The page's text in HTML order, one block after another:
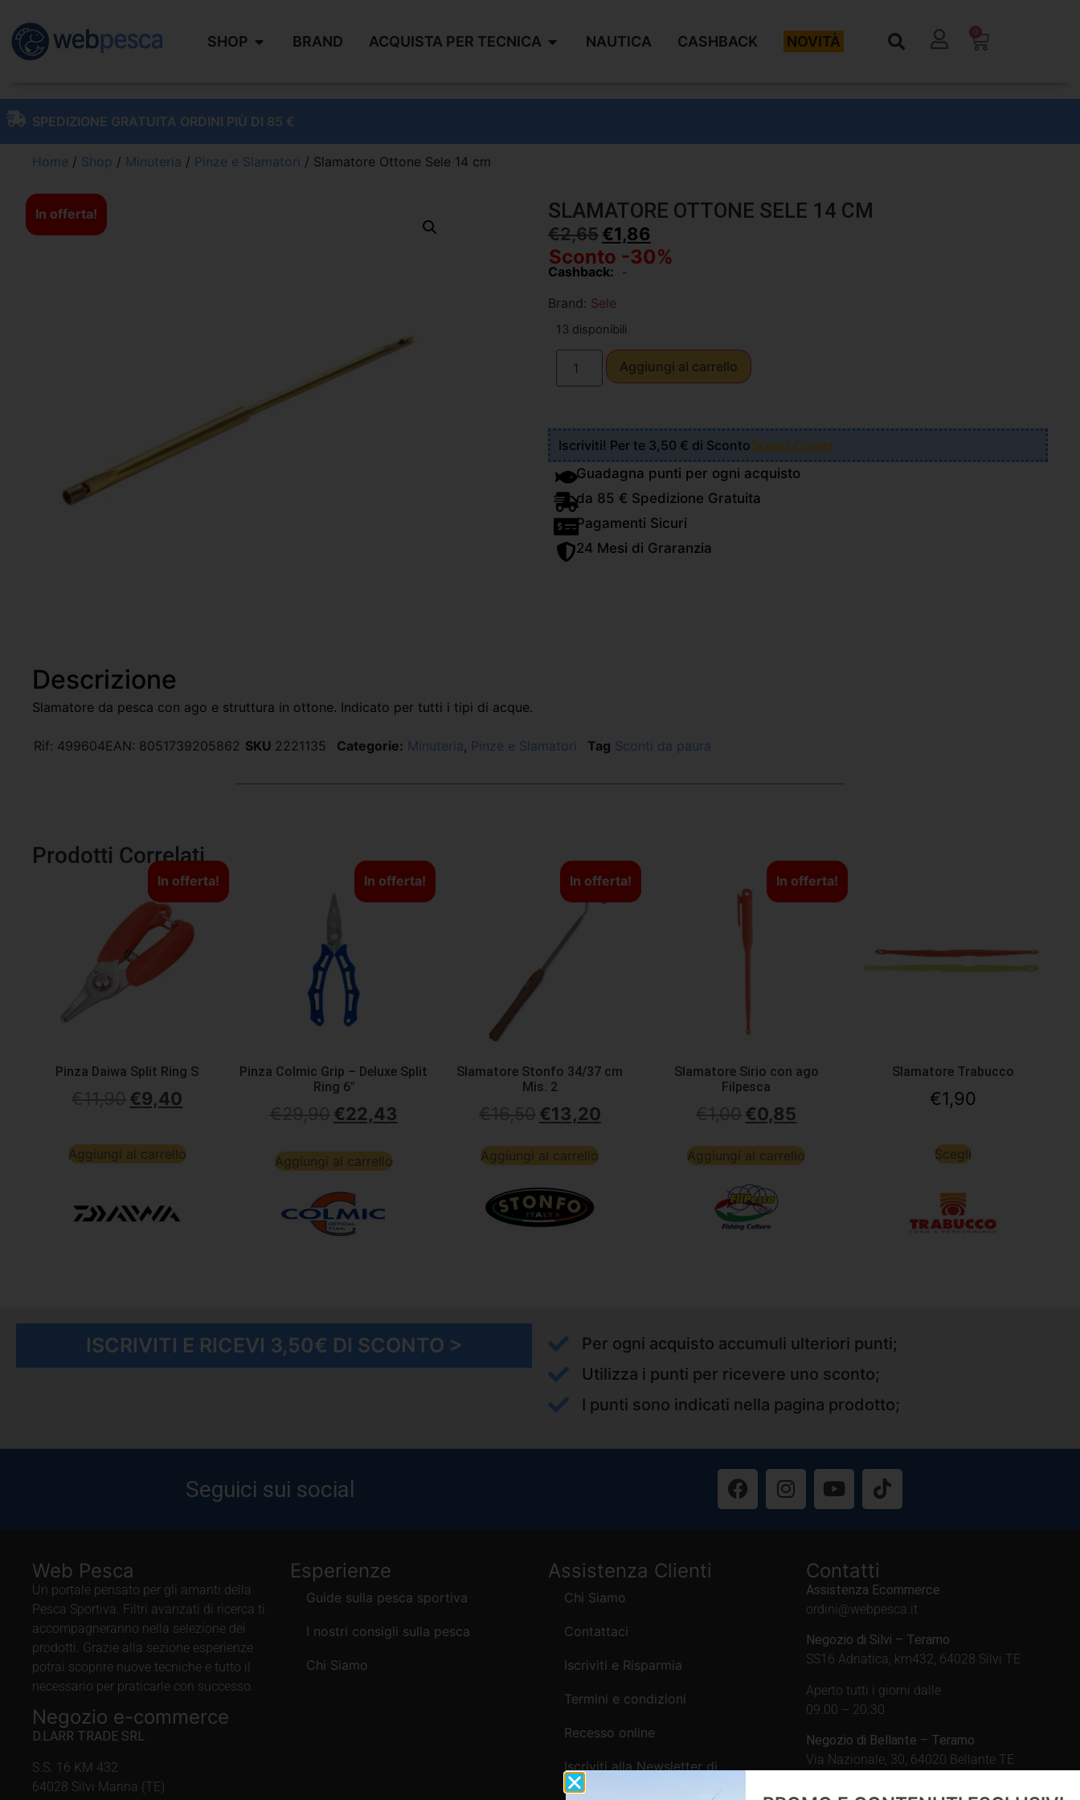
SHOP BRAND ACQUISTA PER TECNICA NAUTICA CASHBACK NOVITÀ
0
SPEDIZIONE GRATUITA ORDINI PIÙ DI 85 €
Home / Shop / Minuteria / Pinze e Slamatori / Slamatore Ottone Sele 14 cm
In offerta! SLAMATORE OTTONE SELE 14 CM
€2,65€1,86
Sconto -30%
Cashback: -
Brand: Sele
13 disponibili
Aggiungi al carrello
Iscriviti! Per te 3,50 € di ScontoScopri Come!
Guadagna punti per ogni acquisto
da 85 € Spedizione Gratuita
Pagamenti Sicuri
24 Mesi di Graranzia
Descrizione
Slamatore da pesca con ago e struttura in ottone. Indicato per tutti i tipi di acque.
Rif: 499604EAN: 8051739205862 SKU 2221135 Categorie: Minuteria, Pinze e Slamatori Tag Sconti da paura
Prodotti Correlati
In offerta!
Pinza Daiwa Split Ring S
€9,40
Aggiungi al carrello
In offerta!
Pinza Colmic Grip – Deluxe Split
Ring 6″
€22,43
Aggiungi al carrello
In offerta!
Slamatore Stonfo 34/37 cm
Mis. 2
€13,20
Aggiungi al carrello
In offerta!
Slamatore Sirio con ago
Filpesca
€0,85
Aggiungi al carrello
Slamatore Trabucco
€1,90
Scegli
ISCRIVITI E RICEVI 3,50€ DI SCONTO >
Per ogni acquisto accumuli ulteriori punti;
Utilizza i punti per ricevere uno sconto;
I punti sono indicati nella pagina prodotto;
Seguici sui social
Web Pesca
Un portale pensato per gli amanti della
Pesca Sportiva. Filtri avanzati di ricerca ti
accompagneranno nella selezione dei
prodotti. Grazie alla sezione esperienze
potrai scoprire nuove tecniche e tutto il
necessario per praticarle con successo.
Negozio e-commerce
D.LARR TRADE SRL
S.S. 16 KM 432
64028 Silvi Marina (TE)
Esperienze
Guide sulla pesca sportiva
I nostri consigli sulla pesca
Chi Siamo
Assistenza Clienti
Chi Siamo
Contattaci
Iscriviti e Risparmia
Termini e condizioni
Recesso online
Iscriviti alla Newsletter di
Webpesca
Contatti
Assistenza Ecommerce
ordini@webpesca.it
Negozio di Silvi – Teramo
SS16 Adriatica, km432, 64028 Silvi TE
Aperto tutti i giorni dalle
09.00 – 20.30
Negozio di Bellante – Teramo
Via Nazionale, 30, 64020 Bellante TE